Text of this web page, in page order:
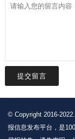
提交留言
© Copyright 2016-
报信息发布平台，是